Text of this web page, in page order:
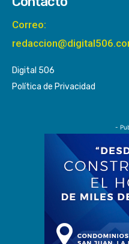
Correo:
Digital 506
Política de Privacidad
-